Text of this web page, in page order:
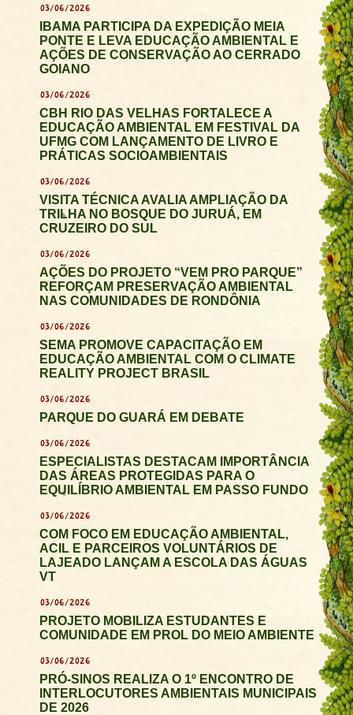
03/06/2026
IBAMA PARTICIPA DA EXPEDIÇÃO MEIA
PONTE E LEVA EDUCAÇÃO AMBIENTAL E
AÇÕES DE CONSERVAÇÃO AO CERRADO
GOIANO
03/06/2026
CBH RIO DAS VELHAS FORTALECE A
EDUCAÇÃO AMBIENTAL EM FESTIVAL DA
UFMG COM LANÇAMENTO DE LIVRO E
PRÁTICAS SOCIOAMBIENTAIS
03/06/2026
VISITA TÉCNICA AVALIA AMPLIAÇÃO DA
TRILHA NO BOSQUE DO JURUÁ, EM
CRUZEIRO DO SUL
03/06/2026
AÇÕES DO PROJETO “VEM PRO PARQUE”
REFORÇAM PRESERVAÇÃO AMBIENTAL
NAS COMUNIDADES DE RONDÔNIA
03/06/2026
SEMA PROMOVE CAPACITAÇÃO EM
EDUCAÇÃO AMBIENTAL COM O CLIMATE
REALITY PROJECT BRASIL
03/06/2026
PARQUE DO GUARÁ EM DEBATE
03/06/2026
ESPECIALISTAS DESTACAM IMPORTÂNCIA
DAS ÁREAS PROTEGIDAS PARA O
EQUILÍBRIO AMBIENTAL EM PASSO FUNDO
03/06/2026
COM FOCO EM EDUCAÇÃO AMBIENTAL,
ACIL E PARCEIROS VOLUNTÁRIOS DE
LAJEADO LANÇAM A ESCOLA DAS ÁGUAS
VT
03/06/2026
PROJETO MOBILIZA ESTUDANTES E
COMUNIDADE EM PROL DO MEIO AMBIENTE
03/06/2026
PRÓ-SINOS REALIZA O 1º ENCONTRO DE
INTERLOCUTORES AMBIENTAIS MUNICIPAIS
DE 2026